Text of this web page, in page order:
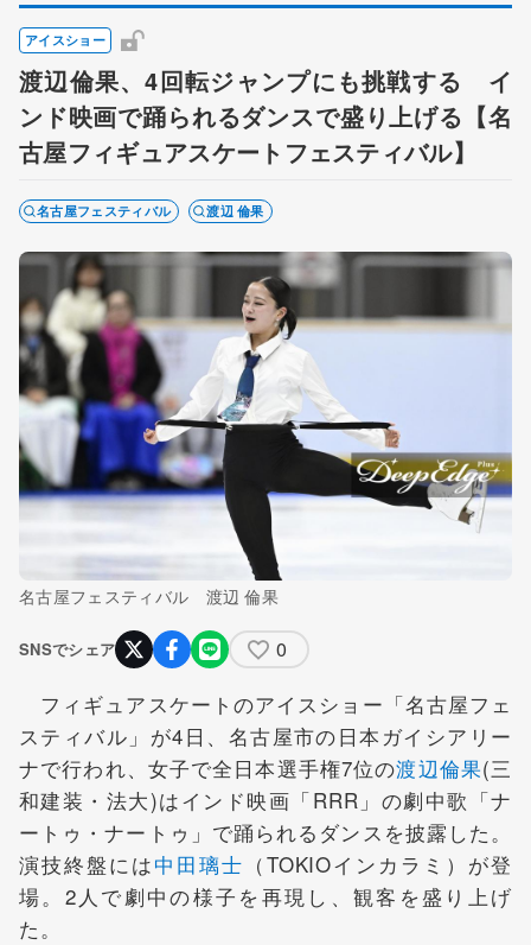
アイスショー
渡辺倫果、4回転ジャンプにも挑戦する イ
ンド映画で踊られるダンスで盛り上げる【名
古屋フィギュアスケートフェスティバル】
名古屋フェスティバル 渡辺 倫果
名古屋フェスティバル 渡辺 倫果
SNSでシェア 0
フィギュアスケートのアイスショー「名古屋フェ
スティバル」が4日、名古屋市の日本ガイシアリー
ナで行われ、女子で全日本選手権7位の渡辺倫果(三
和建装・法大)はインド映画「RRR」の劇中歌「ナ
ートゥ・ナートゥ」で踊られるダンスを披露した。
演技終盤には中田璃士 （TOKIOインカラミ）が登
場。2人で劇中の様子を再現し、観客を盛り上げ
た。